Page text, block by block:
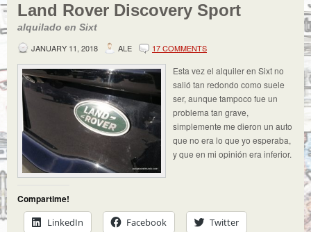
Land Rover Discovery Sport
alquilado en Sixt
JANUARY 11, 2018
ALE 17 COMMENTS
Esta vez el alquiler en Sixt no
salió tan redondo como suele
ser, aunque tampoco fue un
problema tan grave,
simplemente me dieron un auto
que no era lo que yo esperaba,
y que en mi opinión era inferior.
Compartime!
LinkedIn
Facebook Twitter